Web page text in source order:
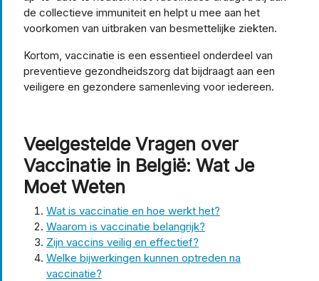
de collectieve immuniteit en helpt u mee aan het
voorkomen van uitbraken van besmettelijke ziekten.
Kortom, vaccinatie is een essentieel onderdeel van
preventieve gezondheidszorg dat bijdraagt aan een
veiligere en gezondere samenleving voor iedereen.
Veelgestelde Vragen over
Vaccinatie in België: Wat Je
Moet Weten
Wat is vaccinatie en hoe werkt het?
Waarom is vaccinatie belangrijk?
Zijn vaccins veilig en effectief?
Welke bijwerkingen kunnen optreden na
vaccinatie?